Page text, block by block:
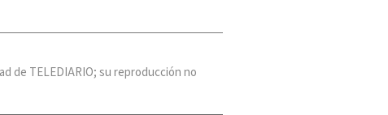
de TELEDIARIO; su reproducción no